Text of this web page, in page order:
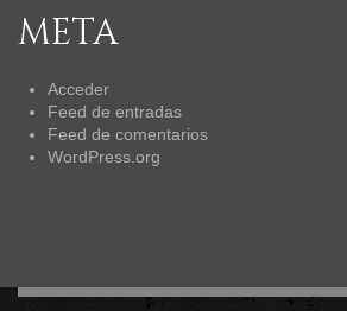
META
Acceder
Feed de entradas
Feed de comentarios
WordPress.org